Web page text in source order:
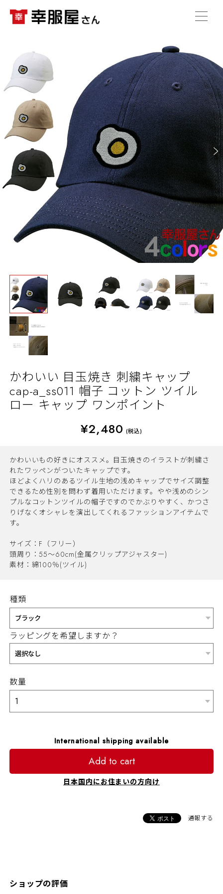
かわいい 目玉焼き 刺繍キャップ
cap-a_ss011 帽子 コットン ツイル
ロー キャップ ワンポイント
¥2,480 (税込)
かわいいもの好きにオススメ。目玉焼きのイラストが刺繍さ
れたワッペンがついたキャップです。
ほどよくハリのあるツイル生地の浅めキャップでサイズ調整
できるため性別を問わず着用いただけます。やや浅めのシン
プルなコットンツイルの帽子ですのでかぶりやすく、かつさ
りげなくオシャレを演出してくれるファッションアイテムで
す。
サイズ：F（フリー）
頭周り：55～60cm(金属クリップアジャスター)
素材：綿100％(ツイル)
種類
ラッピングを希望しますか？
数量
International shipping available
Add to cart
日本国内にお住まいの方向け
通報する
ショップの評価